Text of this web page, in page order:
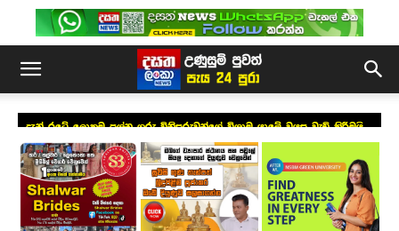
දැන් රටේ ලොකුම ප්‍රශ්න ගරු විනිසුරුවන්ගේ විශ්‍රාම යාමේ වයස වැඩි කිරීමයි –
සජිත්